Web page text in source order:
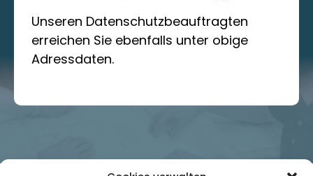
Unseren Datenschutzbeauftragten
erreichen Sie ebenfalls unter obige
Adressdaten.